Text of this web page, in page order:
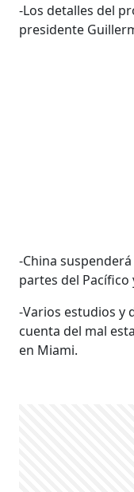
-Los detalles del
presidente
-China
partes del Pacífico
-Varios estudios y
cuenta del mal
en Miami.